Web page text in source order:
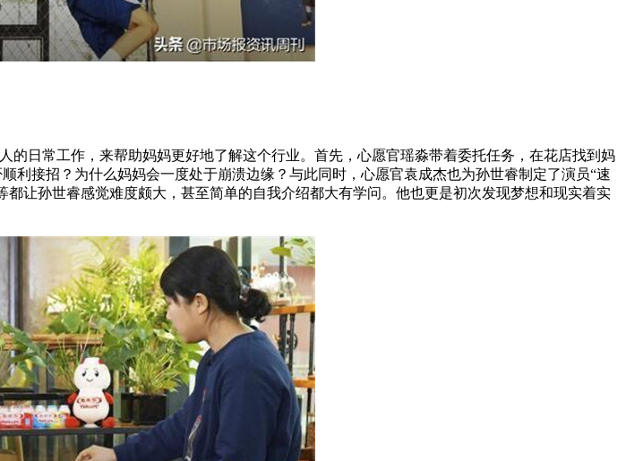
日常工作，来帮助妈妈更好地了解这个行业。首先，心愿官瑶淼带着委托任务，在花店找到妈
接招？为什么妈妈会一度处于崩溃边缘？与此同时，心愿官袁成杰也为孙世睿制定了演员“速
让孙世睿感觉难度颇大，甚至简单的自我介绍都大有学问。他也更是初次发现梦想和现实着实